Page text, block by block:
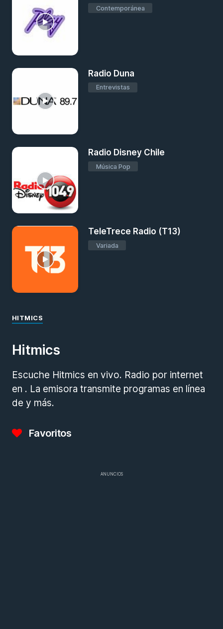
Contemporánea
Radio Duna
Entrevistas
Radio Disney Chile
Música Pop
TeleTrece Radio (T13)
Variada
HITMICS
Hitmics
Escuche Hitmics en vivo. Radio por internet
en . La emisora transmite programas en línea
de y más.
Favoritos
ANUNCIOS